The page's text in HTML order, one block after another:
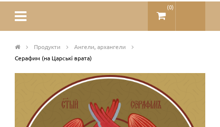
(0)
Продукти
Ангели, архангели
Серафим (на Царські врата)